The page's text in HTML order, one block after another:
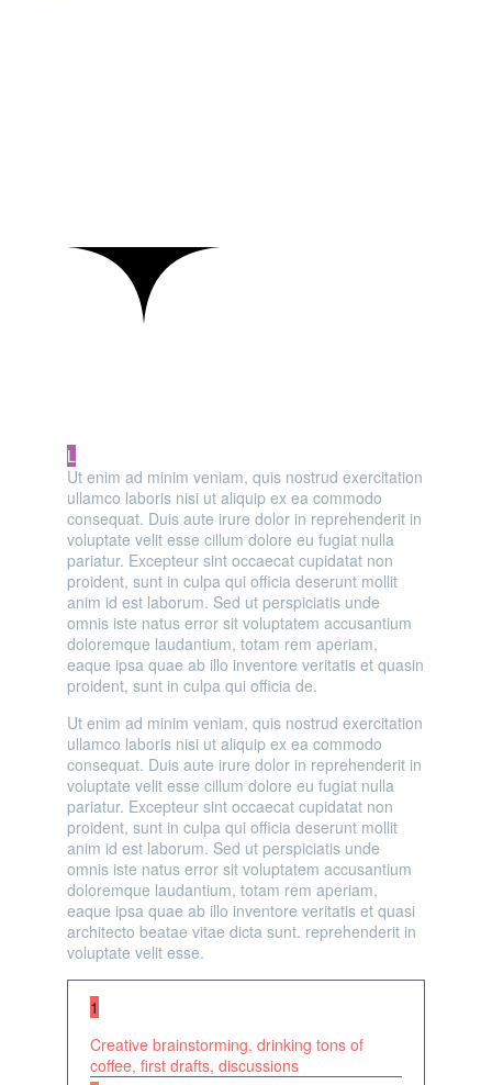
L
Ut enim ad minim veniam, quis nostrud exercitation
ullamco laboris nisi ut aliquip ex ea commodo
consequat. Duis aute irure dolor in reprehenderit in
voluptate velit esse cillum dolore eu fugiat nulla
pariatur. Excepteur sint occaecat cupidatat non
proident, sunt in culpa qui officia deserunt mollit
anim id est laborum. Sed ut perspiciatis unde
omnis iste natus error sit voluptatem accusantium
doloremque laudantium, totam rem aperiam,
eaque ipsa quae ab illo inventore veritatis et quasin
proident, sunt in culpa qui officia de.
Ut enim ad minim veniam, quis nostrud exercitation
ullamco laboris nisi ut aliquip ex ea commodo
consequat. Duis aute irure dolor in reprehenderit in
voluptate velit esse cillum dolore eu fugiat nulla
pariatur. Excepteur sint occaecat cupidatat non
proident, sunt in culpa qui officia deserunt mollit
anim id est laborum. Sed ut perspiciatis unde
omnis iste natus error sit voluptatem accusantium
doloremque laudantium, totam rem aperiam,
eaque ipsa quae ab illo inventore veritatis et quasi
architecto beatae vitae dicta sunt. reprehenderit in
voluptate velit esse.
1
Creative brainstorming, drinking tons of
coffee, first drafts, discussions